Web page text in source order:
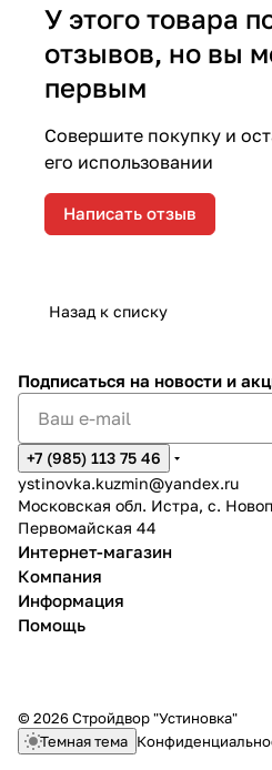
У этого товара
отзывов, но вы
первым
Совершите покупку и
его использовании
Написать отзыв
Назад к списку
Подписаться на новости и
+7 (985) 113 75 46
ystinovka.kuzmin@yandex.ru
Московская обл. Истра, с.
Первомайская 44
Интернет-магазин
Компания
Информация
Помощь
© 2026 Стройдвор "Устиновка"
Темная тема